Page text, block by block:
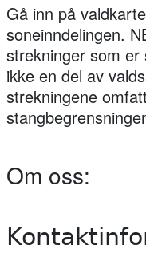
Gå inn på
soneinndelingen.
strekninger som
ikke en del av
strekningene
Om oss: